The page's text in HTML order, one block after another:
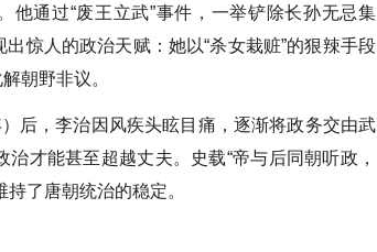
他通过“废王立武”事件，一举铲除长孙无忌集
惊人的政治天赋：她以“杀女栽赃”的狠辣手段
朝野非议。
后，李治因风疾头眩目痛，逐渐将政务交由武
才能甚至超越丈夫。史载“帝与后同朝听政，
了唐朝统治的稳定。